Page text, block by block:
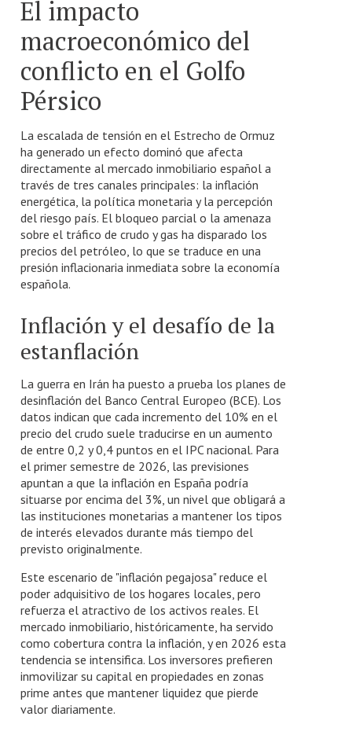
El impacto
macroeconómico del
conflicto en el Golfo
Pérsico
La escalada de tensión en el Estrecho de Ormuz
ha generado un efecto dominó que afecta
directamente al mercado inmobiliario español a
través de tres canales principales: la inflación
energética, la política monetaria y la percepción
del riesgo país. El bloqueo parcial o la amenaza
sobre el tráfico de crudo y gas ha disparado los
precios del petróleo, lo que se traduce en una
presión inflacionaria inmediata sobre la economía
española.
Inflación y el desafío de la
estanflación
La guerra en Irán ha puesto a prueba los planes de
desinflación del Banco Central Europeo (BCE). Los
datos indican que cada incremento del 10% en el
precio del crudo suele traducirse en un aumento
de entre 0,2 y 0,4 puntos en el IPC nacional. Para
el primer semestre de 2026, las previsiones
apuntan a que la inflación en España podría
situarse por encima del 3%, un nivel que obligará a
las instituciones monetarias a mantener los tipos
de interés elevados durante más tiempo del
previsto originalmente.
Este escenario de "inflación pegajosa" reduce el
poder adquisitivo de los hogares locales, pero
refuerza el atractivo de los activos reales. El
mercado inmobiliario, históricamente, ha servido
como cobertura contra la inflación, y en 2026 esta
tendencia se intensifica. Los inversores prefieren
inmovilizar su capital en propiedades en zonas
prime antes que mantener liquidez que pierde
valor diariamente.